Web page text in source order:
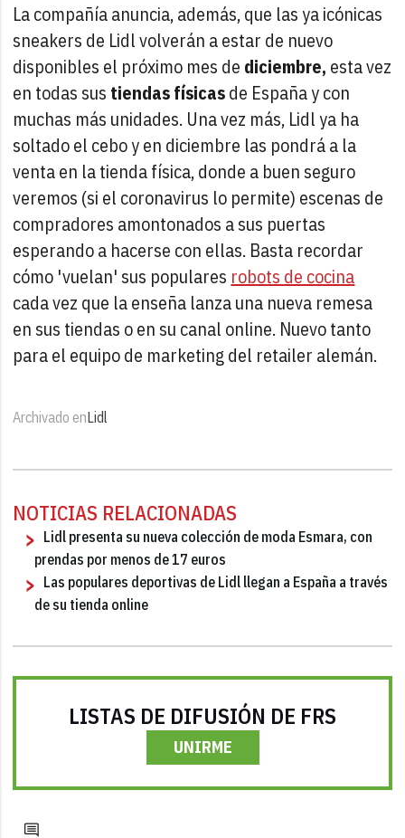
La compañía anuncia, además, que las ya icónicas
sneakers de Lidl volverán a estar de nuevo
disponibles el próximo mes de diciembre, esta vez
en todas sus tiendas físicasde España y con
muchas más unidades. Una vez más, Lidl ya ha
soltado el cebo y en diciembre las pondrá a la
venta en la tienda física, donde a buen seguro
veremos (si el coronavirus lo permite) escenas de
compradores amontonados a sus puertas
esperando a hacerse con ellas. Basta recordar
cómo 'vuelan' sus populares robots de cocina
cada vez que la enseña lanza una nueva remesa
en sus tiendas o en su canal online. Nuevo tanto
para el equipo de marketing del retailer alemán.
Archivado enLidl
NOTICIAS RELACIONADAS
Lidl presenta su nueva colección de moda Esmara, con
prendas por menos de 17 euros
Las populares deportivas de Lidl llegan a España a través
de su tienda online
LISTAS DE DIFUSIÓN DE FRS
UNIRME